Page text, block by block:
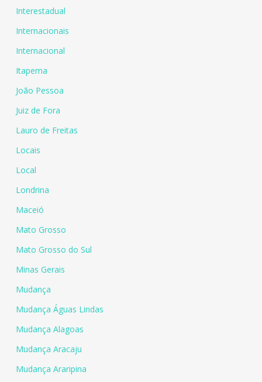
Interestadual
Internacionais
Internacional
Itapema
João Pessoa
Juiz de Fora
Lauro de Freitas
Locais
Local
Londrina
Maceió
Mato Grosso
Mato Grosso do Sul
Minas Gerais
Mudança
Mudança Águas Lindas
Mudança Alagoas
Mudança Aracaju
Mudança Araripina